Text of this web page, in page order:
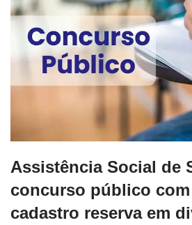
Assistência Social de
concurso público com
cadastro reserva em